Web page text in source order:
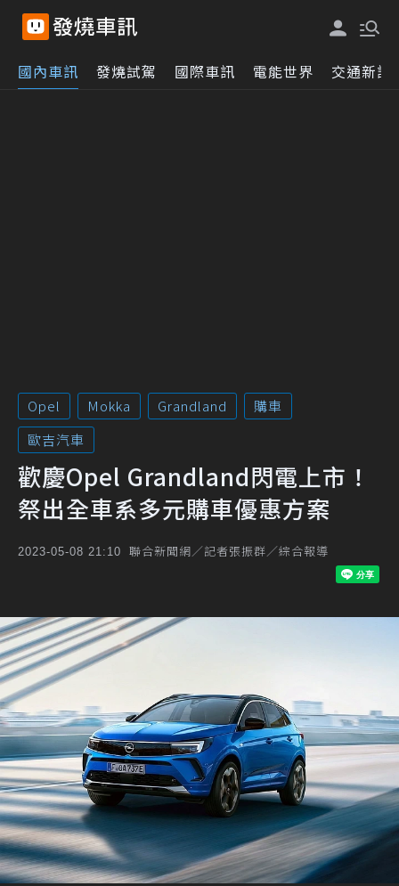
國內車訊 發燒試駕 國際車訊 電能世界 交通新訊
Opel Mokka Grandland
購車
歐吉汽車
歡慶Opel Grandland閃電上市！
祭出全車系多元購車優惠方案
2023-05-08 21:10 聯合新聞網／記者張振群／綜合報導